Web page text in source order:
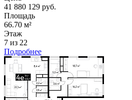
41 880 129 руб.
Площадь
66.70 м²
Этаж
7 из 22
Подробнее